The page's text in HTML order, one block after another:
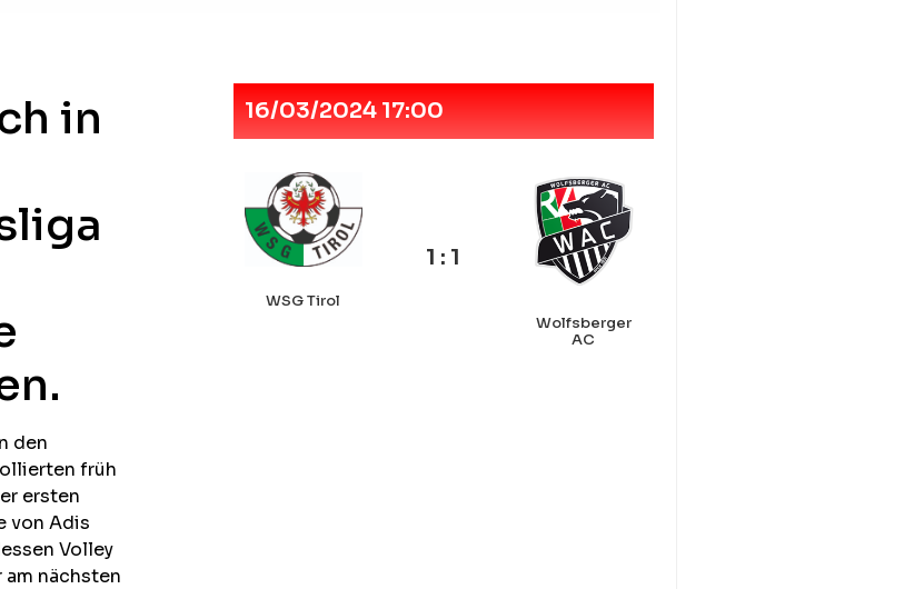
in
den
früh
ersten
von Adis
Volley
am nächsten
16/03/2024 17:00
WSG Tirol
1 : 1
Wolfsberger
AC